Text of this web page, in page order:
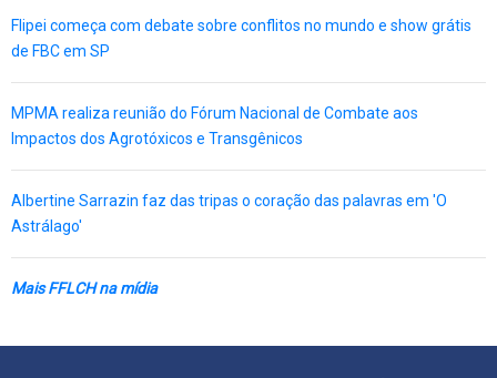
Flipei começa com debate sobre conflitos no mundo e show grátis
de FBC em SP
MPMA realiza reunião do Fórum Nacional de Combate aos
Impactos dos Agrotóxicos e Transgênicos
Albertine Sarrazin faz das tripas o coração das palavras em 'O
Astrálago'
Mais FFLCH na mídia